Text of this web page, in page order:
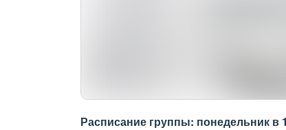
Расписание группы: понедельник в